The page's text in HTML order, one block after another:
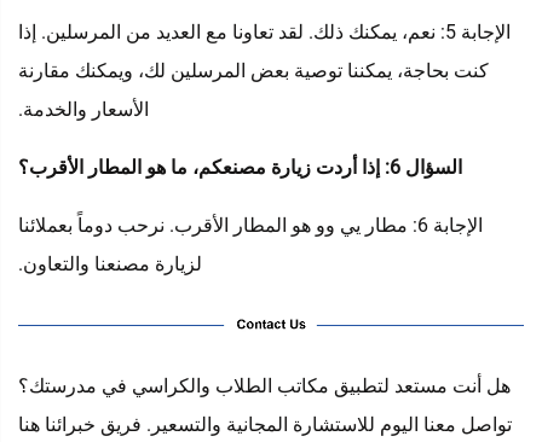
الإجابة 5: نعم، يمكنك ذلك. لقد تعاونا مع العديد من المرسلين. إذا
كنت بحاجة، يمكننا توصية بعض المرسلين لك، ويمكنك مقارنة
الأسعار والخدمة.
السؤال 6: إذا أردت زيارة مصنعكم، ما هو المطار الأقرب؟
الإجابة 6: مطار يي وو هو المطار الأقرب. نرحب دوماً بعملائنا
لزيارة مصنعنا والتعاون.
هل أنت مستعد لتطبيق مكاتب الطلاب والكراسي في مدرستك؟
تواصل معنا اليوم للاستشارة المجانية والتسعير. فريق خبرائنا هنا